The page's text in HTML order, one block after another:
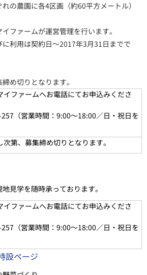
の農園に各4区画（約60平方メートル）
ファームが運営管理を行います。
利用は契約日～2017年3月31日までで
め切りとなります。
イファームへお電話にてお申込みくださ
（営業時間：9:00～18:00／日・祝日を
次第、募集締め切りとなります。
見学を随時承っております。
イファームへお電話にてお申込みくださ
（営業時間：9:00～18:00／日・祝日を
設ページ